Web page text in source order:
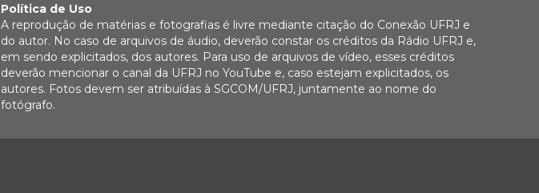
Política de Uso
A reprodução de matérias e fotografias é livre mediante citação do Conexão UFRJ e
do autor. No caso de arquivos de áudio, deverão constar os créditos da Rádio UFRJ e,
em sendo explicitados, dos autores. Para uso de arquivos de vídeo, esses créditos
deverão mencionar o canal da UFRJ no YouTube e, caso estejam explicitados, os
autores. Fotos devem ser atribuídas à SGCOM/UFRJ, juntamente ao nome do
fotógrafo.